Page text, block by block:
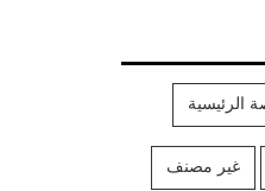
الرئيسية
غير مصنف